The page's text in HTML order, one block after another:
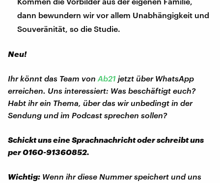
dann bewundern wir vor allem Unabhängigkeit und
Souveränität, so die Studie.
Neu!
Ihr könnt das Team von Ab21 jetzt über WhatsApp
erreichen. Uns interessiert: Was beschäftigt euch?
Habt ihr ein Thema, über das wir unbedingt in der
Sendung und im Podcast sprechen sollen?
Schickt uns eine Sprachnachricht oder schreibt uns
per 0160-91360852.
Wichtig: Wenn ihr diese Nummer speichert und uns